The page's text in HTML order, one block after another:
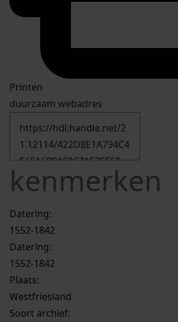
Printen
duurzaam webadres
kenmerken
Datering:
1552-1842
Datering:
1552-1842
Plaats:
Westfriesland
Soort archief: